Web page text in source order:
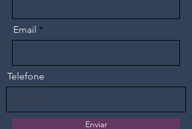
Email
Telefone
Enviar